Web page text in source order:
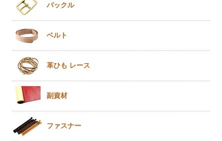
バックル
ベルト
革ひも レース
副資材
ファスナー